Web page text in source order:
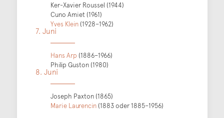
Ker-Xavier Roussel (1944)
Cuno Amiet (1961)
Yves Klein (1928–1962)
7. Juni
Hans Arp (1886–1966)
Philip Guston (1980)
8. Juni
Joseph Paxton (1865)
Marie Laurencin (1883 oder 1885–1956)